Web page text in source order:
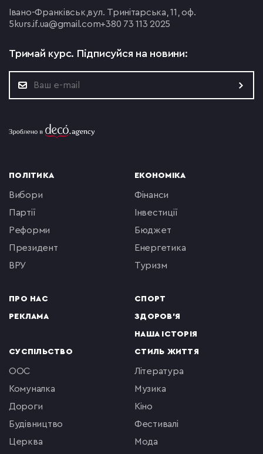
Івано-Франківськ,вул. Тринітарська, 11, оф.
5 kurs.if.ua@gmail.com+380 73 113 2025
Тримай курс. Підписуйся на новини:
ПОЛІТИКА
вибори
партії
реформи
президент
ВРУ
ПРО НАС
РЕКЛАМА
ЕКОНОМІКА
фінанси
інвестиції
бюджет
енергетика
туризм
СПОРТ
ЗДОРОВ'Я
НАША ІСТОРІЯ
СУСПІЛЬСТВО
ООС
комуналка
Дороги
будівництво
церква
СТИЛЬ ЖИТТЯ
література
музика
кіно
фестивалі
мода